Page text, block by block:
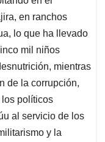
en ranchos
lo que ha llevado
mil niños
mientras
de la corrupción,
políticos
al servicio de los
y la